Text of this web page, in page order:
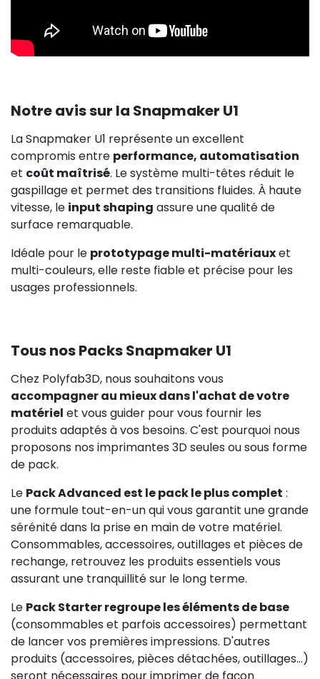
83,25 €HT
Notre avis sur la Snapmaker U1
La Snapmaker U1 représente un excellent
compromis entre performance, automatisation
et coût maîtrisé. Le système multi-têtes réduit le
gaspillage et permet des transitions fluides. À haute
vitesse, le input shaping assure une qualité de
surface remarquable.
Idéale pour le prototypage multi-matériauxet
multi-couleurs, elle reste fiable et précise pour les
usages professionnels.
Tous nos Packs Snapmaker U1
Chez Polyfab3D, nous souhaitons vous
accompagner au mieux dans l'achat de votre
matériel et vous guider pour vous fournir les
produits adaptés à vos besoins. C'est pourquoi nous
proposons nos imprimantes 3D seules ou sous forme
de pack.
Le Pack Advanced est le pack le plus complet :
une formule tout-en-un qui vous garantit une grande
sérénité dans la prise en main de votre matériel.
Consommables, accessoires, outillages et pièces de
rechange, retrouvez les produits essentiels vous
assurant une tranquillité sur le long terme.
Le Pack Starter regroupe les éléments de base
(consommables et parfois accessoires) permettant
de lancer vos premières impressions. D'autres
produits (accessoires, pièces détachées, outillages...)
seront nécessaires pour imprimer de façon